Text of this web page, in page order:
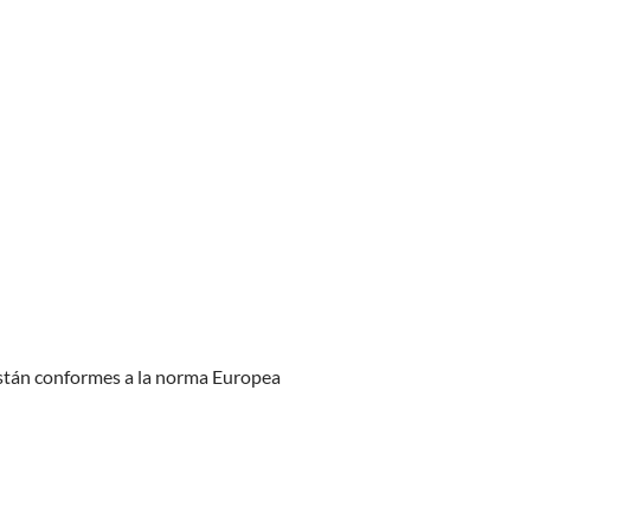
conformes a la norma Europea